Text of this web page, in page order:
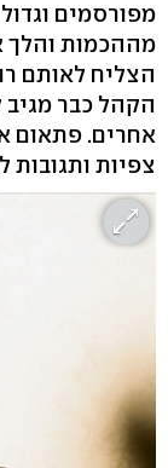
מפורסמים
מההכמות והלך
הצליח לאותם
הקהל כבר
אחרים. פתאום
צפיות